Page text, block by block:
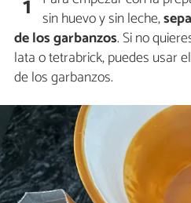
sin huevo y sin leche,
de los garbanzos. Si no
lata o tetrabrick, puedes usar
de los garbanzos.